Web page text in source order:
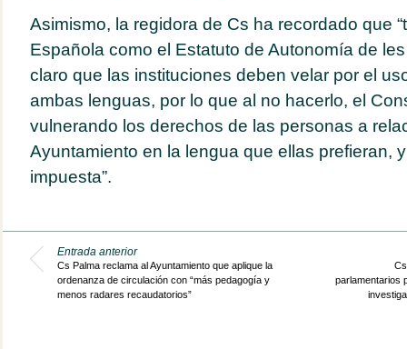
Asimismo, la regidora de Cs ha recordado que
Española como el Estatuto de Autonomía de
claro que las instituciones deben velar por el
ambas lenguas, por lo que al no hacerlo, el
vulnerando los derechos de las personas a
Ayuntamiento en la lengua que ellas prefieran,
impuesta”.
Entrada anterior
Cs Palma reclama al Ayuntamiento que aplique la
ordenanza de circulación con “más pedagogía y
menos radares recaudatorios”
parlamentarios